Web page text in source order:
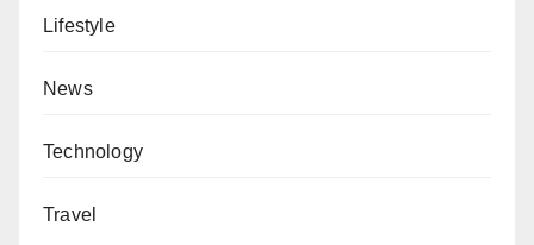
Lifestyle
News
Technology
Travel